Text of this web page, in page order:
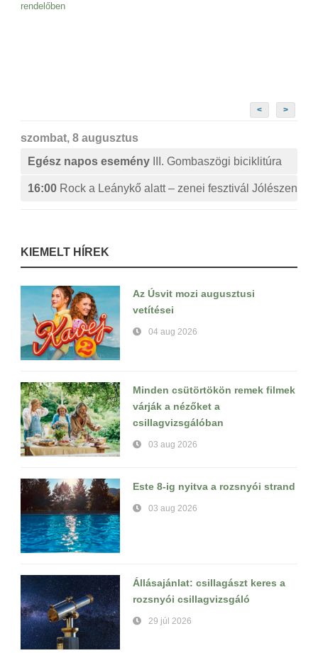
rendelőben
< >
szombat, 8 augusztus
Egész napos esemény
III. Gombaszögi biciklitúra
16:00 Rock a Leánykő alatt – zenei fesztivál Jólészen
KIEMELT HÍREK
Az Úsvit mozi augusztusi
vetítései
04 aug 2026
Minden csütörtökön remek filmek
várják a nézőket a
csillagvizsgálóban
03 aug 2026
Este 8-ig nyitva a rozsnyói strand
03 aug 2026
Állásajánlat: csillagászt keres a
rozsnyói csillagvizsgáló
29 júl 2026